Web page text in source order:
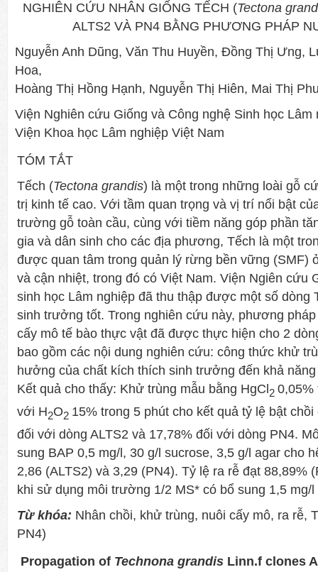
NGHIÊN CỨU NHÂN GIỐNG TẾCH (Tectona
ALTS2 VÀ PN4 BẰNG PHƯƠNG PHÁP
Nguyễn Anh Dũng, Văn Thu Huyền, Đồng Thị Ưng,
Hoa,
Hoàng Thị Hồng Hạnh, Nguyễn Thị Hiên, Mai Thị
Viện Nghiên cứu Giống và Công nghệ Sinh học Lâm
Viện Khoa học Lâm nghiệp Việt Nam
TÓM TẮT
Tếch (Tectona grandis) là một trong những loài gỗ
trị kinh tế cao. Với tầm quan trọng và vị trí nổi bật
trường gỗ toàn cầu, cùng với tiềm năng góp phần
gia và dân sinh cho các địa phương, Tếch là một
được quan tâm trong quản lý rừng bền vững (SMF)
và cận nhiệt, trong đó có Việt Nam. Viện Ngiên cứu
sinh học Lâm nghiệp đã thu thập được một số dòng
sinh trưởng tốt. Trong nghiên cứu này, phương
cấy mô tế bào thực vật đã được thực hiện cho 2
bao gồm các nội dung nghiên cứu: công thức khử
hưởng của chất kích thích sinh trưởng đến khả
Kết quả cho thấy: Khử trùng mẫu bằng HgCl 2 0,05%
với H2O2 15% trong 5 phút cho kết quả tỷ lệ bật
đối với dòng ALTS2 và 17,78% đối với dòng PN4.
sung BAP 0,5 mg/l, 30 g/l sucrose, 3,5 g/l agar cho
2,86 (ALTS2) và 3,29 (PN4). Tỷ lệ ra rễ đạt 88,89%
khi sử dụng môi trường 1/2 MS* có bổ sung 1,5 mg/l
Từ khóa: Nhân chồi, khử trùng, nuôi cấy mô, ra rễ,
PN4)
Propagation of Technona grandis Linn.f clones